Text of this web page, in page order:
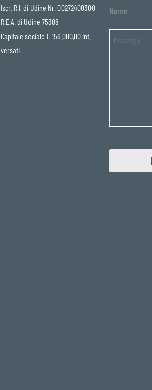
Iscr. R.I. di Udine Nr. 00272400300
R.E.A. di Udine 75308
Capitale sociale € 156.000,00 int.
versati
Untitled